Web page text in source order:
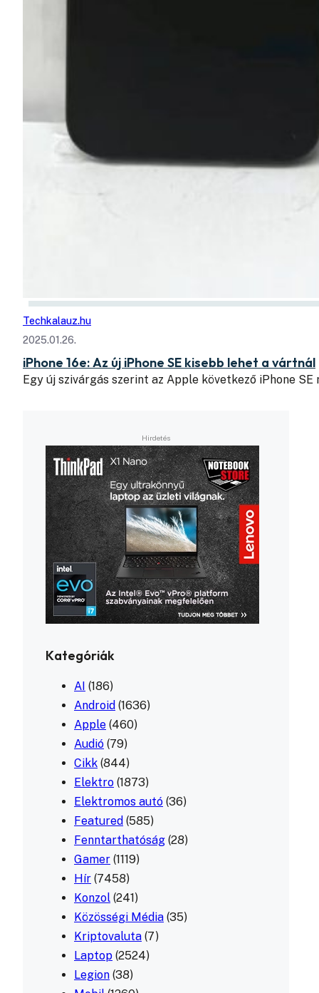
Techkalauz.hu
2025.01.26.
iPhone 16e: Az új iPhone SE kisebb lehet a vártnál
Egy új szivárgás szerint az Apple következő iPhone
Kategóriák
AI (186)
Android (1636)
Apple (460)
Audió (79)
Cikk (844)
Elektro (1873)
Elektromos autó (36)
Featured (585)
Fenntarthatóság (28)
Gamer (1119)
Hír (7458)
Konzol (241)
Közösségi Média (35)
Kriptovaluta (7)
Laptop (2524)
Legion (38)